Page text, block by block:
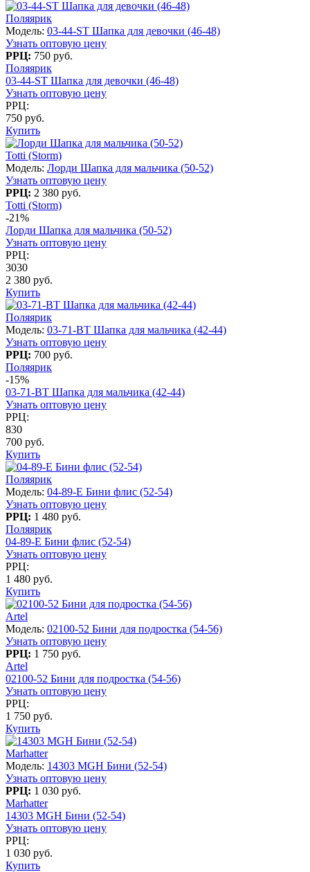
Поляярик
Модель: 03-44-ST Шапка для девочки (46-48)
Узнать оптовую цену
РРЦ: 750 руб.
Поляярик
03-44-ST Шапка для девочки (46-48)
Узнать оптовую цену
РРЦ:
750 руб.
Купить
Totti (Storm)
Модель: Лорди Шапка для мальчика (50-52)
Узнать оптовую цену
РРЦ: 2 380 руб.
Totti (Storm)
-21%
Лорди Шапка для мальчика (50-52)
Узнать оптовую цену
РРЦ:
3030
2 380 руб.
Купить
Поляярик
Модель: 03-71-BT Шапка для мальчика (42-44)
Узнать оптовую цену
РРЦ: 700 руб.
Поляярик
-15%
03-71-BT Шапка для мальчика (42-44)
Узнать оптовую цену
РРЦ:
830
700 руб.
Купить
Поляярик
Модель: 04-89-E Бини флис (52-54)
Узнать оптовую цену
РРЦ: 1 480 руб.
Поляярик
04-89-E Бини флис (52-54)
Узнать оптовую цену
РРЦ:
1 480 руб.
Купить
Artel
Модель: 02100-52 Бини для подростка (54-56)
Узнать оптовую цену
РРЦ: 1 750 руб.
Artel
02100-52 Бини для подростка (54-56)
Узнать оптовую цену
РРЦ:
1 750 руб.
Купить
Marhatter
Модель: 14303 MGH Бини (52-54)
Узнать оптовую цену
РРЦ: 1 030 руб.
Marhatter
14303 MGH Бини (52-54)
Узнать оптовую цену
РРЦ:
1 030 руб.
Купить